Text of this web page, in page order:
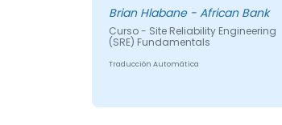
Brian Hlabane - African Bank
Curso - Site Reliability Engineering
(SRE) Fundamentals
Traducción Automática